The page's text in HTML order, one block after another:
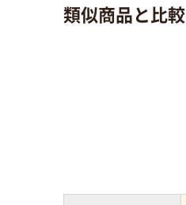
類似商品と比較